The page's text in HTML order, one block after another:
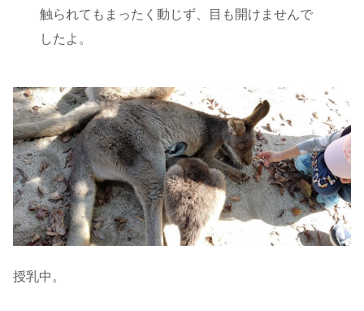
触られてもまったく動じず、目も開けませんで
したよ。
授乳中。